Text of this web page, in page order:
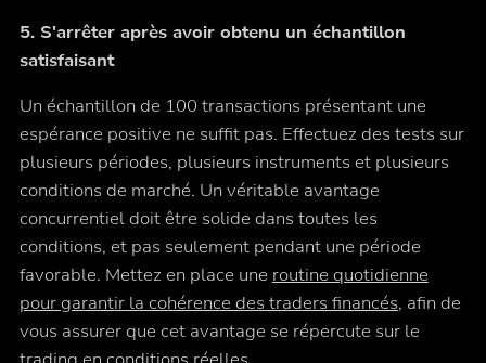
5. S'arrêter après avoir obtenu un échantillon
satisfaisant
Un échantillon de 100 transactions présentant une
espérance positive ne suffit pas. Effectuez des tests sur
plusieurs périodes, plusieurs instruments et plusieurs
conditions de marché. Un véritable avantage
concurrentiel doit être solide dans toutes les
conditions, et pas seulement pendant une période
favorable. Mettez en place une routine quotidienne
pour garantir la cohérence des traders financés, afin de
vous assurer que cet avantage se répercute sur le